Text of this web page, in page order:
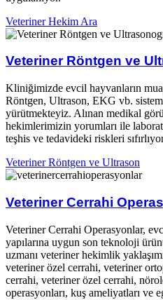
Veteriner Hekim Ara
Veteriner Röntgen ve
Kliniğimizde evcil hayvanların
Röntgen, Ultrason, EKG vb.
yürütmekteyiz. Alınan medikal
hekimlerimizin yorumları ile
teşhis ve tedavideki riskleri
Veteriner Röntgen ve Ultrason
Veteriner Cerrahi
Veteriner Cerrahi Operasyonlar,
yapılarına uygun son teknoloji
uzmanı veteriner hekimlik
veteriner özel cerrahi, veteriner
cerrahi, veteriner özel cerrahi,
operasyonları, kuş ameliyatları ve